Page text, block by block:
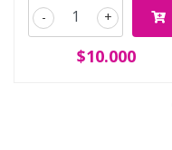
+
-
$10.000